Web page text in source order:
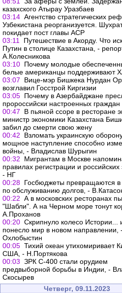
казахского Атырау Уразбаев
03:14 Агентство стратегических
Узбекистана реорганизуется.
покидает пост главы АСР
03:11
Путешествие в Акорду. Что
Путин в столице Казахстана, -
А.Колесникова
03:10 Почему молодые
белые американцы поддерживают
03:07
Вице-мэр Бишкека Нурдан
возглавил Госстрой Киргизии
03:05 Почему в Азербайджане
пророссийски настроенных граждан
00:47
В пьяной ссоре в ресторане
министр экономики Казахстана
забил до смерти свою жену
00:42
Взломать украинскую
мощное наступление способно
войны, - Владислав Шурыгин
00:32
Мигрантам в Москве
правилах регистрации и российских
- НГ
00:28 Госбюджеты превращаются
по обслуживанию долгов, -
00:22 А в московских ресторанах
"Шабли". А на Черном море тонут
А.Проханов
00:20 Скрипнуло колесо Истории...
понесло мир в новом направлении,
Охлобыстин
00:05 Тихий океан утихомиривает
США, - Н.Портякова
00:03 ЗРК С-400 стали орудием
предвыборной борьбы в Индии, -
Скосырев
Четверг, 09.11.2023